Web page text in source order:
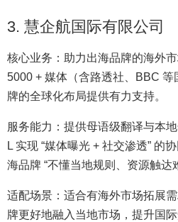
3. 慧企航国际有限公司
核心业务：助力出海品牌的海外
5000 + 媒体（含路透社、BBC
牌的全球化布局提供有力支持。
服务能力：提供母语级翻译与本
L 实现 “媒体曝光 + 社交渗透” 的
海品牌 “不懂当地规则、资源触达
适配场景：适合有海外市场拓展
牌更好地融入当地市场，提升国际